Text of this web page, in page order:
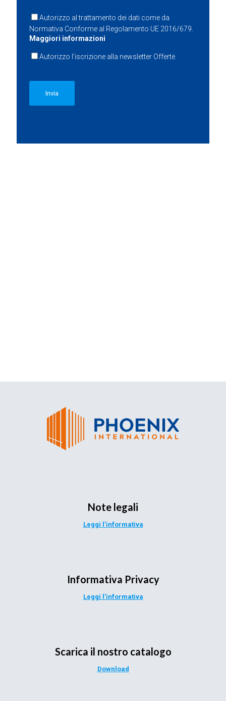
Autorizzo al trattamento dei dati come da
Normativa Conforme al Regolamento UE 2016/679.
Maggiori informazioni
Autorizzo l’iscrizione alla newsletter Offerte.
Note legali
Leggi l’informativa
Informativa Privacy
Leggi l’informativa
Scarica il nostro catalogo
Download